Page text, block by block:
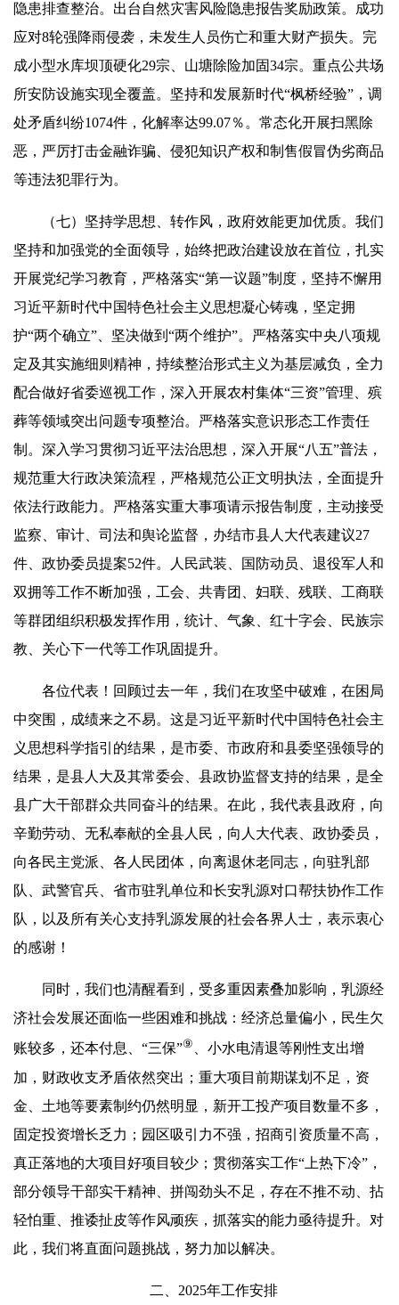
隐患排查整治。出台自然灾害风险隐患报告奖励政策。成功
应对8轮强降雨侵袭，未发生人员伤亡和重大财产损失。完
成小型水库坝顶硬化29宗、山塘除险加固34宗。重点公共场
所安防设施实现全覆盖。坚持和发展新时代“枫桥经验”，调
处矛盾纠纷1074件，化解率达99.07％。常态化开展扫黑除
恶，严厉打击金融诈骗、侵犯知识产权和制售假冒伪劣商品
等违法犯罪行为。
（七）坚持学思想、转作风，政府效能更加优质。我们
坚持和加强党的全面领导，始终把政治建设放在首位，扎实
开展党纪学习教育，严格落实“第一议题”制度，坚持不懈用
习近平新时代中国特色社会主义思想凝心铸魂，坚定拥
护“两个确立”、坚决做到“两个维护”。严格落实中央八项规
定及其实施细则精神，持续整治形式主义为基层减负，全力
配合做好省委巡视工作，深入开展农村集体“三资”管理、殡
葬等领域突出问题专项整治。严格落实意识形态工作责任
制。深入学习贯彻习近平法治思想，深入开展“八五”普法，
规范重大行政决策流程，严格规范公正文明执法，全面提升
依法行政能力。严格落实重大事项请示报告制度，主动接受
监察、审计、司法和舆论监督，办结市县人大代表建议27
件、政协委员提案52件。人民武装、国防动员、退役军人和
双拥等工作不断加强，工会、共青团、妇联、残联、工商联
等群团组织积极发挥作用，统计、气象、红十字会、民族宗
教、关心下一代等工作巩固提升。
各位代表！回顾过去一年，我们在攻坚中破难，在困局
中突围，成绩来之不易。这是习近平新时代中国特色社会主
义思想科学指引的结果，是市委、市政府和县委坚强领导的
结果，是县人大及其常委会、县政协监督支持的结果，是全
县广大干部群众共同奋斗的结果。在此，我代表县政府，向
辛勤劳动、无私奉献的全县人民，向人大代表、政协委员，
向各民主党派、各人民团体，向离退休老同志，向驻乳部
队、武警官兵、省市驻乳单位和长安乳源对口帮扶协作工作
队，以及所有关心支持乳源发展的社会各界人士，表示衷心
的感谢！
同时，我们也清醒看到，受多重因素叠加影响，乳源经
济社会发展还面临一些困难和挑战：经济总量偏小，民生欠
账较多，还本付息、“三保”⑨ 、小水电清退等刚性支出增
加，财政收支矛盾依然突出；重大项目前期谋划不足，资
金、土地等要素制约仍然明显，新开工投产项目数量不多，
固定投资增长乏力；园区吸引力不强，招商引资质量不高，
真正落地的大项目好项目较少；贯彻落实工作“上热下冷”，
部分领导干部实干精神、拼闯劲头不足，存在不推不动、拈
轻怕重、推诿扯皮等作风顽疾，抓落实的能力亟待提升。对
此，我们将直面问题挑战，努力加以解决。
二、2025年工作安排